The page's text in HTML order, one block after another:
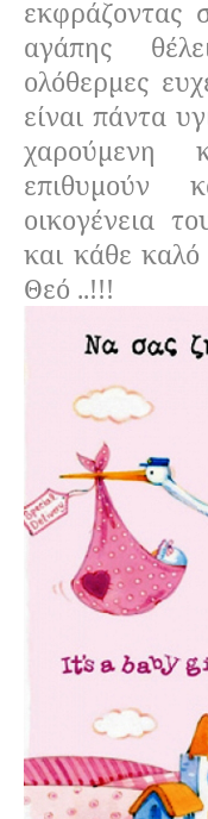
εκφράζοντας
αγάπης
ολόθερμες
είναι πάντα
χαρούμενη
οικογένεια
και κάθε
Θεό ..!!!